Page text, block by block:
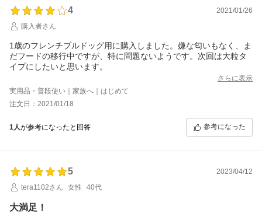
4
2021/01/26
購入者さん
1歳のフレンチブルドッグ用に購入しました。嫌な匂いもなく、ま
だフードの移行中ですが、特に問題ないようです。次回は大粒タ
イプにしたいと思います。
さらに表示
実用品・普段使い｜家族へ｜はじめて
注文日：2021/01/18
1人が参考になったと回答 参考になった
5
2023/04/12
tera1102さん
女性 40代
大満足！